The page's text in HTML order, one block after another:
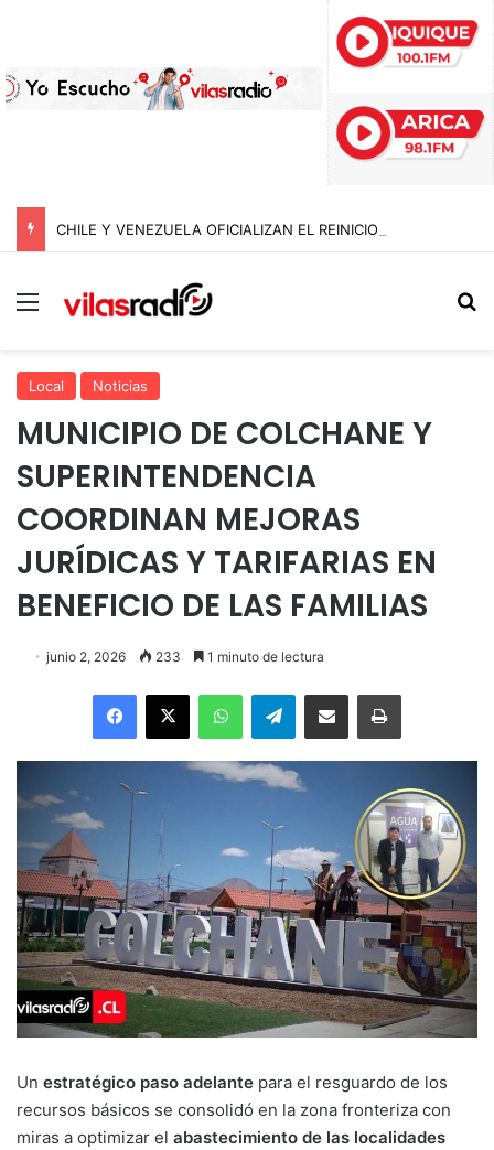
Menú
Local Noticias
MUNICIPIO DE COLCHANE Y
SUPERINTENDENCIA
COORDINAN MEJORAS
JURÍDICAS Y TARIFARIAS EN
BENEFICIO DE LAS FAMILIAS
junio 2, 2026 233 1 minuto de lectura
Facebook
X WhatsAppTelegramEnviar vía email Imprimir
Un estratégico paso adelante para el resguardo de los
recursos básicos se consolidó en la zona fronteriza con
miras a optimizar el abastecimiento de las localidades